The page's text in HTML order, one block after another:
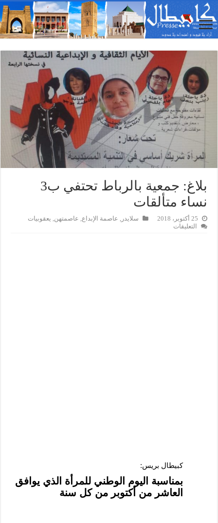
بلاغ: جمعية بالرباط تحتفي ب3
نساء متألقات
25 أكتوبر، 2018 سلايدر عاصمة الإبداع عاصمتهن يعقوبيات
التعليقات
كبيطال بريس:
بمناسبة اليوم الوطني للمرأة الذي يوافق
العاشر من أكتوبر من كل سنة